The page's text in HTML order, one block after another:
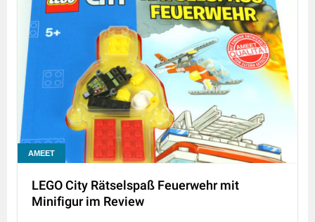
AMEET
LEGO City Rätselspaß Feuerwehr mit
Minifigur im Review